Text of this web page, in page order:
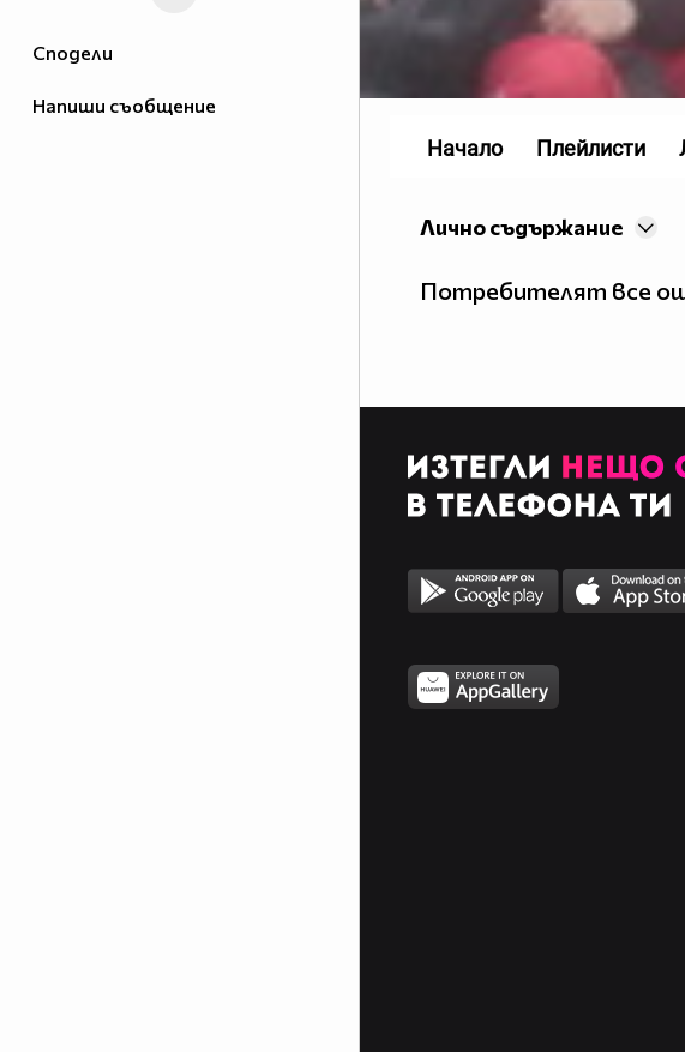
Сподели
Напиши съобщение
Лично съдържание
Потребителят все
Начало Плейлисти